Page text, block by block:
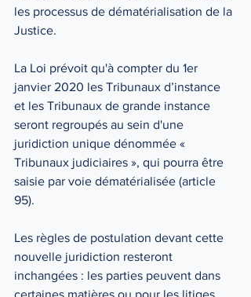
les processus de dématérialisation de la
Justice.
La Loi prévoit qu'à compter du 1er
janvier 2020 les Tribunaux d’instance
et les Tribunaux de grande instance
seront regroupés au sein d'une
juridiction unique dénommée «
Tribunaux judiciaires », qui pourra être
saisie par voie dématérialisée (article
95).
Les règles de postulation devant cette
nouvelle juridiction resteront
inchangées : les parties peuvent dans
certaines matières ou pour les litiges